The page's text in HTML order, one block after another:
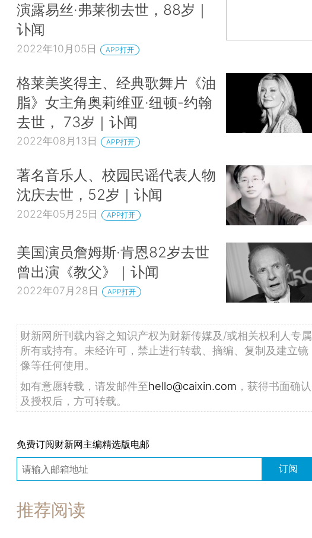
演露易丝·弗莱彻去世，88岁｜
讣闻
2022年10月05日 APP打开
格莱美奖得主、经典歌舞片《油
脂》女主角奥莉维亚·纽顿-约翰
去世， 73岁｜讣闻
2022年08月13日 APP打开
著名音乐人、校园民谣代表人物
沈庆去世，52岁｜讣闻
2022年05月25日 APP打开
美国演员詹姆斯·肯恩82岁去世
曾出演《教父》｜讣闻
2022年07月28日 APP打开
财新网所刊载内容之知识产权为财新传媒及/或相关权利人专属
所有或持有。未经许可，禁止进行转载、摘编、复制及建立镜
像等任何使用。
如有意愿转载，请发邮件至hello@caixin.com ，获得书面确认
及授权后，方可转载。
免费订阅财新网主编精选版电邮
订阅
推荐阅读